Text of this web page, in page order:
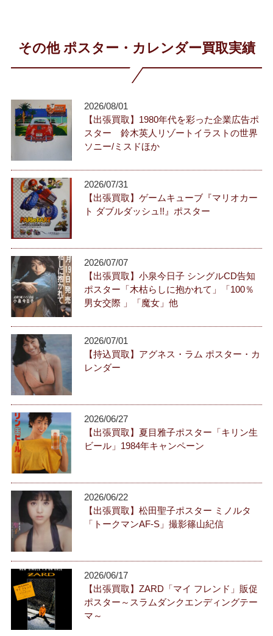
その他 ポスター・カレンダー買取実績
2026/08/01
【出張買取】1980年代を彩った企業広告ポ
スター 鈴木英人リゾートイラストの世界
ソニー/ミスドほか
2026/07/31
【出張買取】ゲームキューブ『マリオカー
ト ダブルダッシュ!!』ポスター
2026/07/07
【出張買取】小泉今日子 シングルCD告知
ポスター「木枯らしに抱かれて」「100％
男女交際 」「魔女」他
2026/07/01
【持込買取】アグネス・ラム ポスター・カ
レンダー
2026/06/27
【出張買取】夏目雅子ポスター「キリン生
ビール」1984年キャンペーン
2026/06/22
【出張買取】松田聖子ポスター ミノルタ
「トークマンAF-S」撮影篠山紀信
2026/06/17
【出張買取】ZARD「マイ フレンド」販促
ポスター～スラムダンクエンディングテー
マ～